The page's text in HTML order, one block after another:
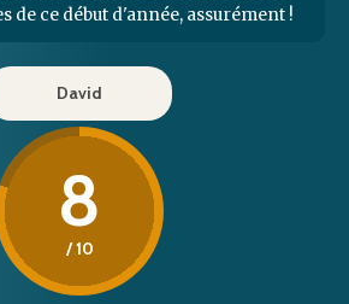
de ce début d'année, assurément !
David
8
/ 10